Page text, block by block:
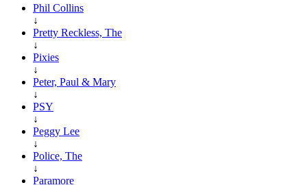
Phil Collins
↓
Pretty Reckless, The
↓
Pixies
↓
Peter, Paul & Mary
↓
PSY
↓
Peggy Lee
↓
Police, The
↓
Paramore